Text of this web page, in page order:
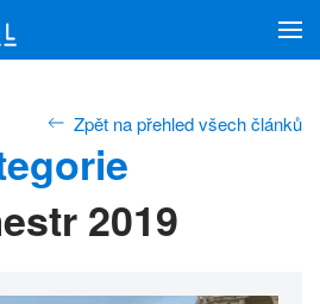
Zpět na přehled všech článků
2019